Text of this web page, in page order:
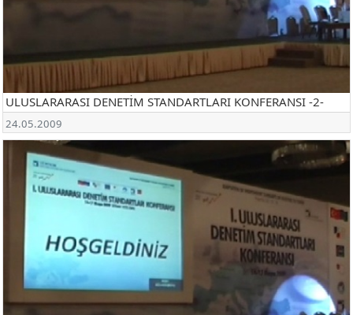
ULUSLARARASI DENETİM STANDARTLARI KONFERANSI -2-
24.05.2009